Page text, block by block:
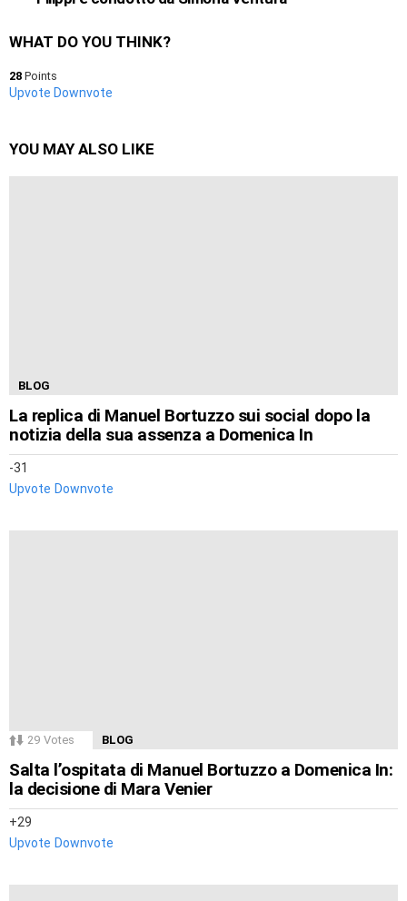
WHAT DO YOU THINK?
28 Points
Upvote Downvote
YOU MAY ALSO LIKE
BLOG
La replica di Manuel Bortuzzo sui social dopo la
notizia della sua assenza a Domenica In
-31
Upvote Downvote
29 Votes BLOG
Salta l’ospitata di Manuel Bortuzzo a Domenica In:
la decisione di Mara Venier
29
Upvote Downvote